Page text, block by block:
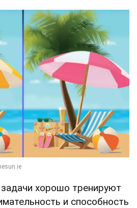
хорошо тренируют
и способность